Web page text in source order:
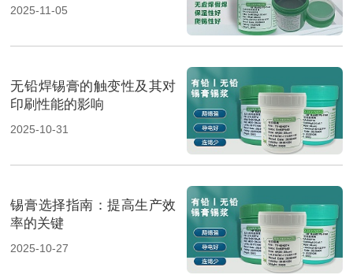
2025-11-05
无铅焊锡膏的触变性及其对
印刷性能的影响
2025-10-31
锡膏选择指南：提高生产效
率的关键
2025-10-27